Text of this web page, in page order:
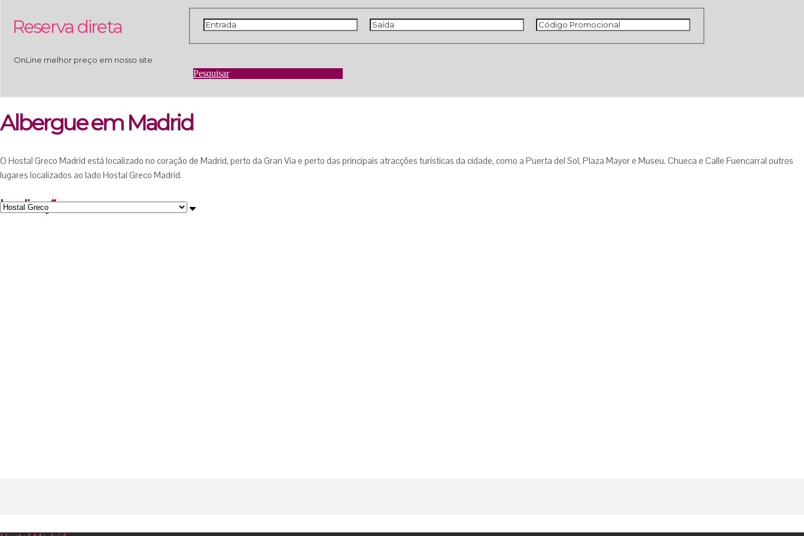
Reservadireta
OnLine melhor preço em nosso site
Pesquisar
Albergue em Madrid
O Hostal Greco Madrid está localizado no coração de Madrid, perto da Gran Via e perto das principais atracções turísticas da cidade, como a Puerta del Sol, Plaza Mayor e Museu. Chueca e Calle Fuencarral outros
lugares localizados ao lado Hostal Greco Madrid.
localização